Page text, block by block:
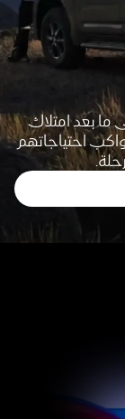
ما بعد امتلاك
احتياجاتهم